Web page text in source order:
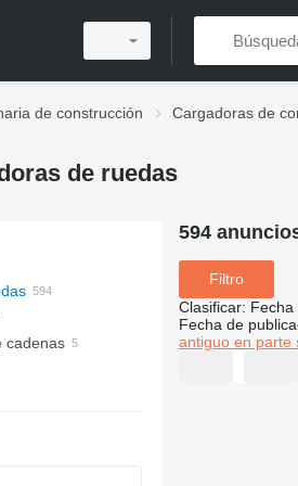
de construcción Cargadoras de
de ruedas
cadenas
594
Filtro
Clasificar: Fecha
Fecha de
antiguo en parte